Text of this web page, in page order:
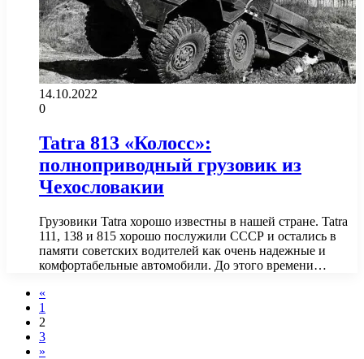
14.10.2022
0
Tatra 813 «Колосс»:
полноприводный грузовик из
Чехословакии
Грузовики Tatra хорошо известны в нашей стране. Tatra
111, 138 и 815 хорошо послужили СССР и остались в
памяти советских водителей как очень надежные и
комфортабельные автомобили. До этого времени…
«
1
2
3
»